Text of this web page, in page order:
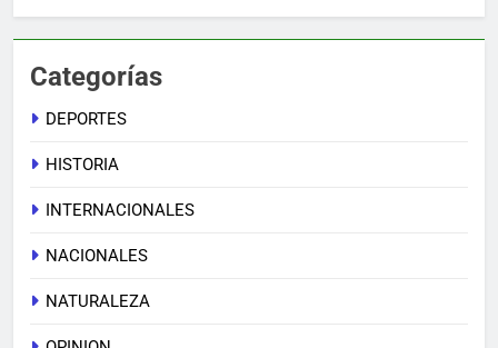
Categorías
DEPORTES
HISTORIA
INTERNACIONALES
NACIONALES
NATURALEZA